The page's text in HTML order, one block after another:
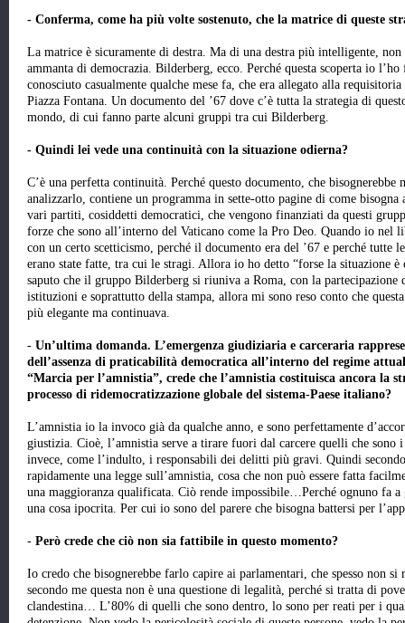
- Conferma, come ha più volte sostenuto, che la matrice di queste
La matrice è sicuramente di destra. Ma di una destra più intelligente, non
ammanta di democrazia. Bilderberg, ecco. Perché questa scoperta io
conosciuto casualmente qualche mese fa, che era allegato alla
Piazza Fontana. Un documento del ’67 dove c’è tutta la strategia di
mondo, di cui fanno parte alcuni gruppi tra cui Bilderberg.
- Quindi lei vede una continuità con la situazione odierna?
C’è una perfetta continuità. Perché questo documento, che bisognerebbe
analizzarlo, contiene un programma in sette-otto pagine di come
vari partiti, cosiddetti democratici, che vengono finanziati da questi
forze che sono all’interno del Vaticano come la Pro Deo. Quando io
con un certo scetticismo, perché il documento era del ’67 e perché tutte
erano state fatte, tra cui le stragi. Allora io ho detto “forse la situazione
saputo che il gruppo Bilderberg si riuniva a Roma, con la
istituzioni e soprattutto della stampa, allora mi sono reso conto che
più elegante ma continuava.
- Un’ultima domanda. L’emergenza giudiziaria e carceraria
dell’assenza di praticabilità democratica all’interno del regime
“Marcia per l’amnistia”, crede che l’amnistia costituisca ancora la
processo di ridemocratizzazione globale del sistema-Paese italiano?
L’amnistia io la invoco già da qualche anno, e sono perfettamente
giustizia. Cioè, l’amnistia serve a tirare fuori dal carcere quelli che
invece, come l’indulto, i responsabili dei delitti più gravi. Quindi
rapidamente una legge sull’amnistia, cosa che non può essere fatta
una maggioranza qualificata. Ciò rende impossibile…Perché ognuno fa a
una cosa ipocrita. Per cui io sono del parere che bisogna battersi per
- Però crede che ciò non sia fattibile in questo momento?
Io credo che bisognerebbe farlo capire ai parlamentari, che spesso non
secondo me questa non è una questione di legalità, perché si tratta di
clandestina… L’80% di quelli che sono dentro, lo sono per reati per i